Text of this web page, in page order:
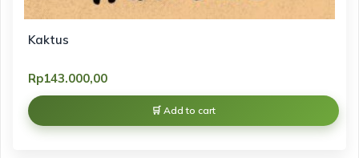
Kaktus
Rp143.000,00
Add to cart